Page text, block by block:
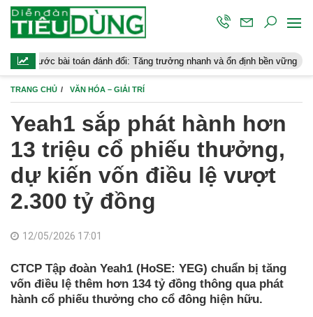
toán đánh đổi: Tăng trưởng nhanh và ổn định bền vững
TRANG CHỦ VĂN HÓA – GIẢI TRÍ
Yeah1 sắp phát hành hơn
13 triệu cổ phiếu thưởng,
dự kiến vốn điều lệ vượt
2.300 tỷ đồng
12/05/2026 17:01
CTCP Tập đoàn Yeah1 (HoSE: YEG) chuẩn bị tăng
vốn điều lệ thêm hơn 134 tỷ đồng thông qua phát
hành cổ phiếu thưởng cho cổ đông hiện hữu.